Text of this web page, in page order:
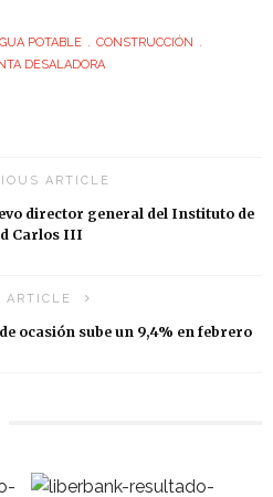
POTABLE
CONSTRUCCIÓN
DESALADORA
ARTICLE
director general del Instituto de
Carlos III
ARTICLE
ocasión sube un 9,4% en febrero